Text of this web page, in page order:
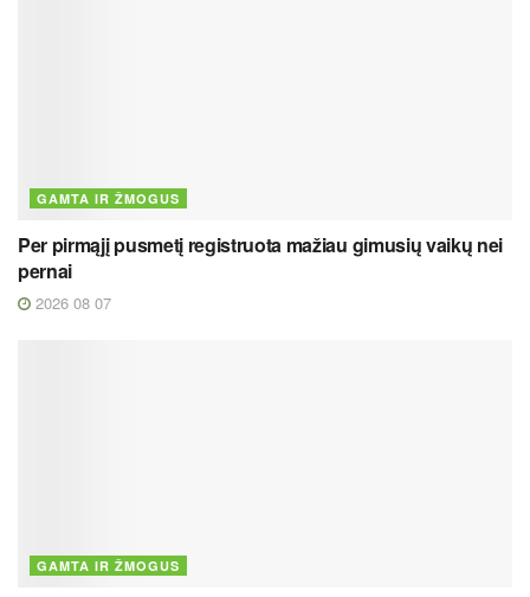
GAMTA IR ŽMOGUS
Per pirmąjį pusmetį registruota mažiau gimusių vaikų nei
pernai
2026 08 07
GAMTA IR ŽMOGUS